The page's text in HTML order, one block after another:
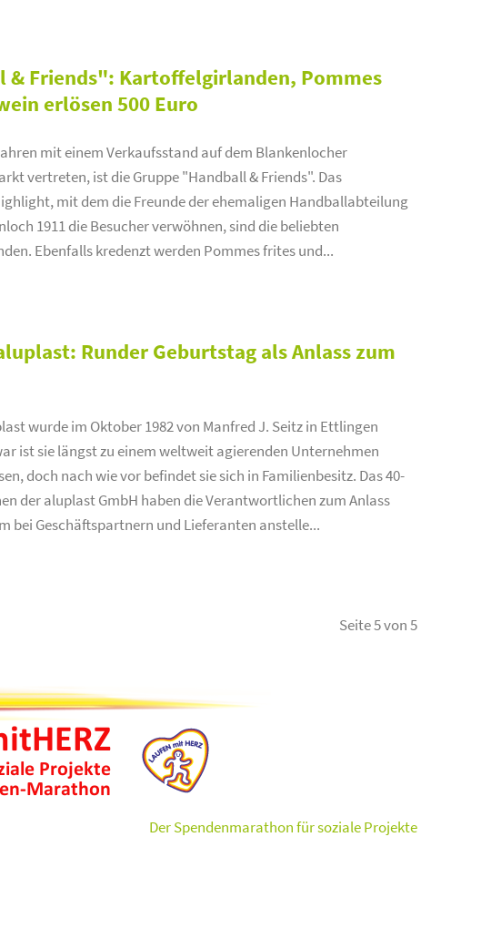
& Friends": Kartoffelgirlanden, Pommes
erlösen 500 Euro
mit einem Verkaufsstand auf dem Blankenlocher
vertreten, ist die Gruppe "Handball & Friends". Das
mit dem die Freunde der ehemaligen Handballabteilung
1911 die Besucher verwöhnen, sind die beliebten
Ebenfalls kredenzt werden Pommes frites und...
Runder Geburtstag als Anlass zum
wurde im Oktober 1982 von Manfred J. Seitz in Ettlingen
ist sie längst zu einem weltweit agierenden Unternehmen
doch nach wie vor befindet sie sich in Familienbesitz. Das 40-
der aluplast GmbH haben die Verantwortlichen zum Anlass
bei Geschäftspartnern und Lieferanten anstelle...
Seite 5 von 5
Der Spendenmarathon für soziale Projekte